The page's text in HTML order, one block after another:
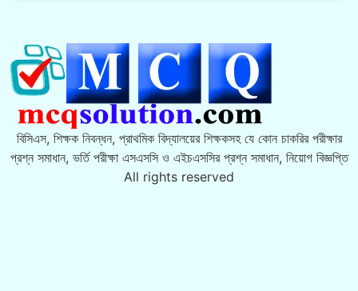
বিসিএস, শিক্ষক নিবন্ধন, প্রাথমিক বিদ্যালয়ের শিক্ষকসহ যে কোন চাকরির পরীক্ষার
প্রশ্ন সমাধান, ভর্তি পরীক্ষা এসএসসি ও এইচএসসির প্রশ্ন সমাধান, নিয়োগ বিজ্ঞপ্তি
All rights reserved